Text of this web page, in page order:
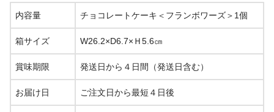
内容量 チョコレートケーキ＜フランボワーズ＞1個
箱サイズ W26.2×D6.7×Ｈ5.6㎝
賞味期限 発送日から４日間（発送日含む）
お届け日 ご注文日から最短４日後